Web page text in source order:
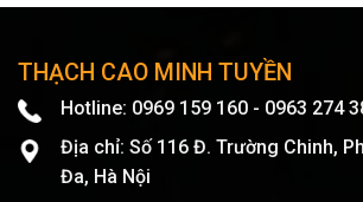
THẠCH CAO MINH TUYỀN
Hotline: 0969 159 160 - 0963 274
Địa chỉ: Số 116 Đ. Trường Chinh,
Đa, Hà Nội